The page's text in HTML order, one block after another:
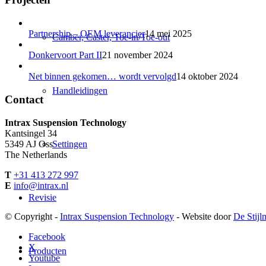
Camber, Caster, Toe-in/Toe-out
Handleidingen
Settingen
Revisie
Producten
Partnership – OEM leverancier14 mei 2025
Donkervoort Part II21 november 2024
Net binnen gekomen… wordt vervolgd14 oktober 2024
Contact
Intrax Suspension Technology
Kantsingel 34
5349 AJ Oss
The Netherlands
T +31 413 272 997
E info@intrax.nl
© Copyright - Intrax Suspension Technology - Website doorDe
Facebook
X
Youtube